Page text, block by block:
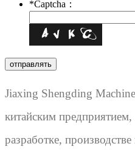
*Captcha：
Jiaxing Shengding
китайским
разработке,